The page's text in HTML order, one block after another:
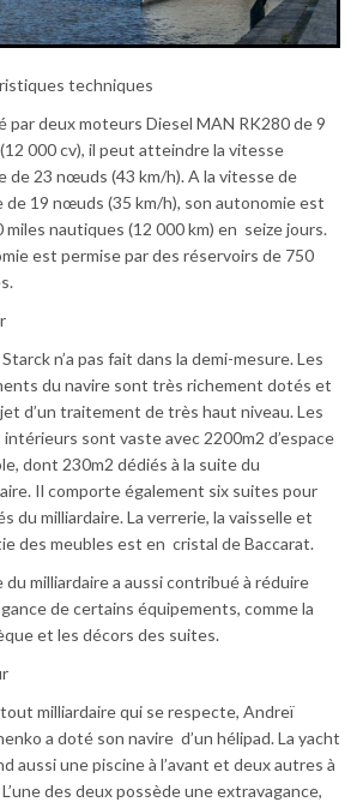
techniques
par deux moteurs Diesel MAN RK280 de 9
000 cv), il peut atteindre la vitesse
de 23 nœuds (43 km/h). A la vitesse de
de 19 nœuds (35 km/h), son autonomie est
miles nautiques (12 000 km) en seize jours.
est permise par des réservoirs de 750
n’a pas fait dans la demi-mesure. Les
du navire sont très richement dotés et
d’un traitement de très haut niveau. Les
intérieurs sont vaste avec 2200m2 d’espace
dont 230m2 dédiés à la suite du
Il comporte également six suites pour
du milliardaire. La verrerie, la vaisselle et
des meubles est en cristal de Baccarat.
du milliardaire a aussi contribué à réduire
de certains équipements, comme la
et les décors des suites.
milliardaire qui se respecte, Andreï
a doté son navire d’un hélipad. La yacht
aussi une piscine à l’avant et deux autres à
L’une des deux possède une extravagance,